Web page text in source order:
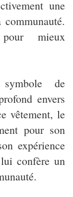
une
mieux
de
envers
vêtement, le
pour son
expérience
confère un